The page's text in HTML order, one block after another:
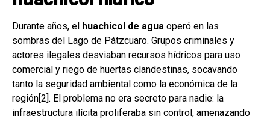
Durante años, el huachicol de agua operó en las
sombras del Lago de Pátzcuaro. Grupos criminales y
actores ilegales desviaban recursos hídricos para uso
comercial y riego de huertas clandestinas, socavando
tanto la seguridad ambiental como la económica de la
región[2]. El problema no era secreto para nadie: la
infraestructura ilícita proliferaba sin control, amenazando